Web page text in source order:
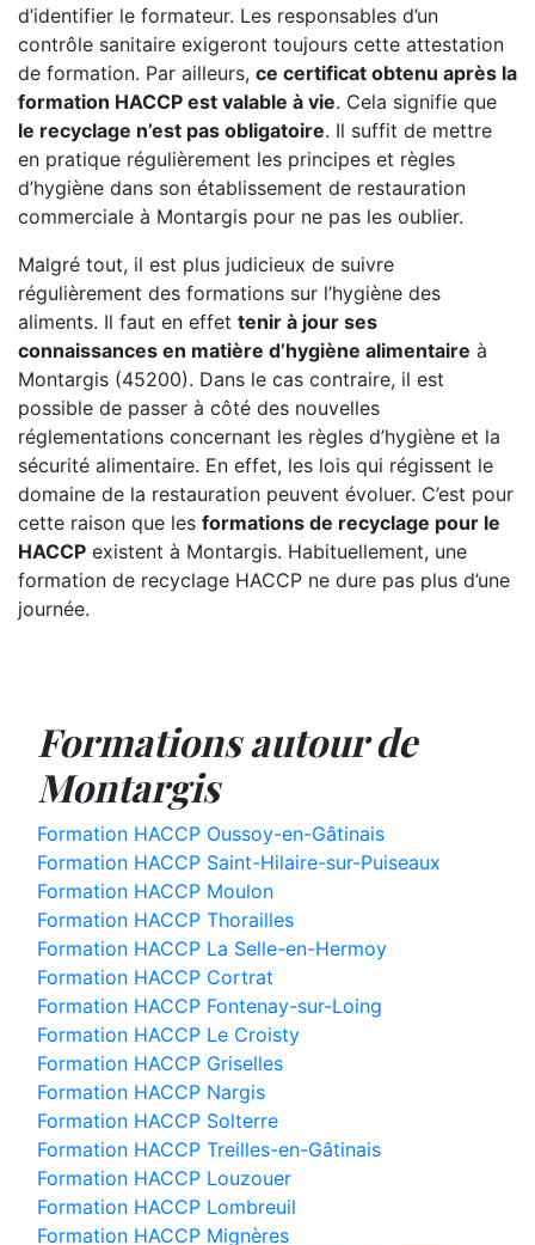
d’identifier le formateur. Les responsables d’un
contrôle sanitaire exigeront toujours cette attestation
de formation. Par ailleurs, ce certificat obtenu après la
formation HACCP est valable à vie. Cela signifie que
le recyclage n’est pas obligatoire. Il suffit de mettre
en pratique régulièrement les principes et règles
d’hygiène dans son établissement de restauration
commerciale à Montargis pour ne pas les oublier.
Malgré tout, il est plus judicieux de suivre
régulièrement des formations sur l’hygiène des
aliments. Il faut en effet tenir à jour ses
connaissances en matière d’hygiène alimentaire à
Montargis (45200). Dans le cas contraire, il est
possible de passer à côté des nouvelles
réglementations concernant les règles d’hygiène et la
sécurité alimentaire. En effet, les lois qui régissent le
domaine de la restauration peuvent évoluer. C’est pour
cette raison que les formations de recyclage pour le
HACCP existent à Montargis. Habituellement, une
formation de recyclage HACCP ne dure pas plus d’une
journée.
Formations autour de
Montargis
Formation HACCP Oussoy-en-Gâtinais
Formation HACCP Saint-Hilaire-sur-Puiseaux
Formation HACCP Moulon
Formation HACCP Thorailles
Formation HACCP La Selle-en-Hermoy
Formation HACCP Cortrat
Formation HACCP Fontenay-sur-Loing
Formation HACCP Le Croisty
Formation HACCP Griselles
Formation HACCP Nargis
Formation HACCP Solterre
Formation HACCP Treilles-en-Gâtinais
Formation HACCP Louzouer
Formation HACCP Lombreuil
Formation HACCP Mignères